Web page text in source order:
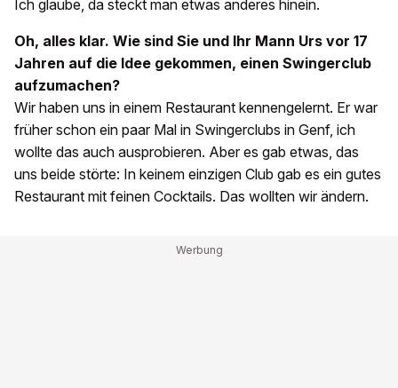
Ich glaube, da steckt man etwas anderes hinein.
Oh, alles klar. Wie sind Sie und Ihr Mann Urs vor 17
Jahren auf die Idee gekommen, einen Swingerclub
aufzumachen?
Wir haben uns in einem Restaurant kennengelernt. Er war
früher schon ein paar Mal in Swingerclubs in Genf, ich
wollte das auch ausprobieren. Aber es gab etwas, das
uns beide störte: In keinem einzigen Club gab es ein gutes
Restaurant mit feinen Cocktails. Das wollten wir ändern.